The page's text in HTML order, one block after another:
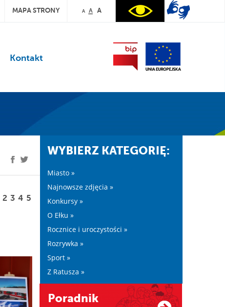
MAPA STRONY A A A
Kontakt
2 3 4 5
WYBIERZ KATEGORIĘ:
Miasto »
Najnowsze zdjęcia »
Konkursy »
O Ełku »
Rocznice i uroczystości »
Rozrywka »
Sport »
Z Ratusza »
Poradnik